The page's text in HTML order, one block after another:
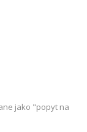
jako "popyt na